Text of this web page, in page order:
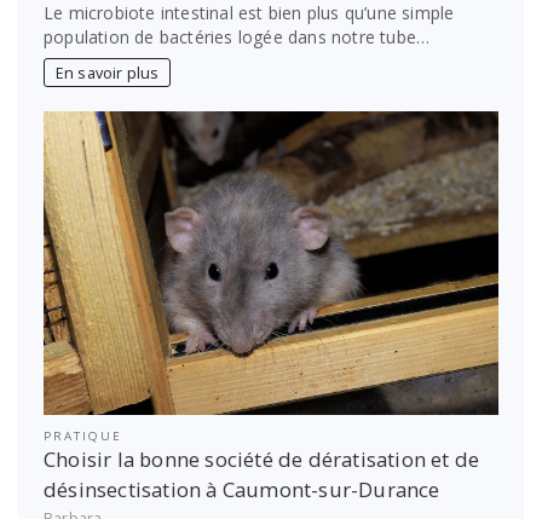
Le microbiote intestinal est bien plus qu’une simple
population de bactéries logée dans notre tube…
En savoir plus
PRATIQUE
Choisir la bonne société de dératisation et de
désinsectisation à Caumont-sur-Durance